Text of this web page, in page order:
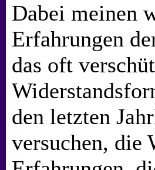
Dabei meinen
Erfahrungen
das oft
den letzten
versuchen, die